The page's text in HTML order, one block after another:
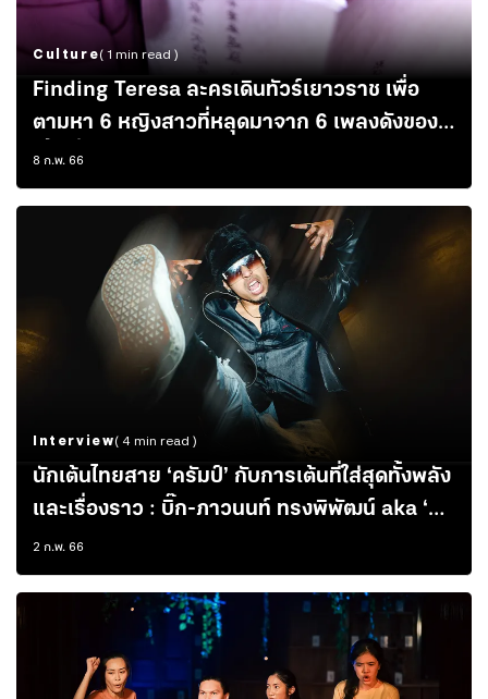
Culture( 1 min read )
Finding Teresa ละครเดินทัวร์เยาวราช เพื่อ
ตามหา 6 หญิงสาวที่หลุดมาจาก 6 เพลงดังของ
เติ้ง ลี่จวิน
8 ก.พ. 66
Interview( 4 min read )
นักเต้นไทยสาย ‘ครัมป์’ กับการเต้นที่ใส่สุดทั้งพลัง
และเรื่องราว : บิ๊ก-ภาวนนท์ ทรงพิพัฒน์ aka ‘B-
Nine’
2 ก.พ. 66